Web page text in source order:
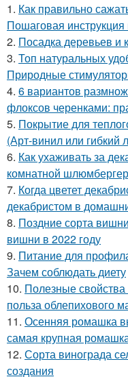
1. Как правильно
Пошаговая
2. Посадка деревьев и
3. Топ натуральных
Природные
4. 6 вариантов
флоксов черенками:
5. Покрытие для
(Арт-винил или гибкий
6. Как ухаживать за
комнатной
7. Когда цветет
декабристом в
8. Поздние сорта
вишни в 2022 году
9. Питание для
Зачем соблюдать диету
10. Полезные
польза облепихового
11. Осенняя ромашка
самая крупная
12. Сорта винограда
создания